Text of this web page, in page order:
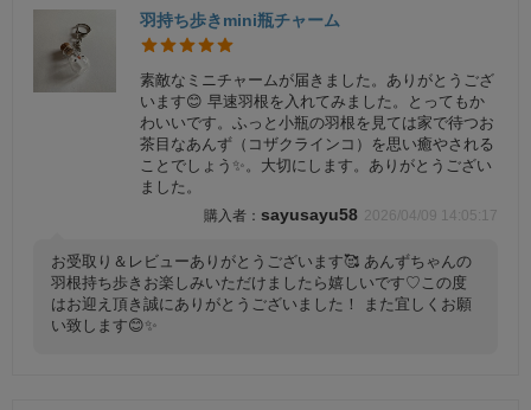
羽持ち歩きmini瓶チャーム
素敵なミニチャームが届きました。ありがとうござ
います😊 早速羽根を入れてみました。とってもか
わいいです。ふっと小瓶の羽根を見ては家で待つお
茶目なあんず（コザクラインコ）を思い癒やされる
ことでしょう✨️。大切にします。ありがとうござい
ました。
sayusayu58 2026/04/09 14:05:17
お受取り＆レビューありがとうございます🥰 あんずちゃんの
羽根持ち歩きお楽しみいただけましたら嬉しいです♡この度
はお迎え頂き誠にありがとうございました！ また宜しくお願
い致します😊✨